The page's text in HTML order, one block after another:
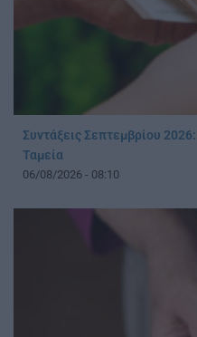
Συντάξεις Σεπτεμβρίου
Ταμεία
06/08/2026 - 08:10